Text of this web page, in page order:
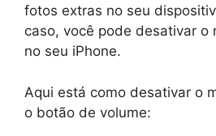
fotos extras no seu
caso, você pode desativar o
no seu iPhone.
Aqui está como desativar o
o botão de volume: